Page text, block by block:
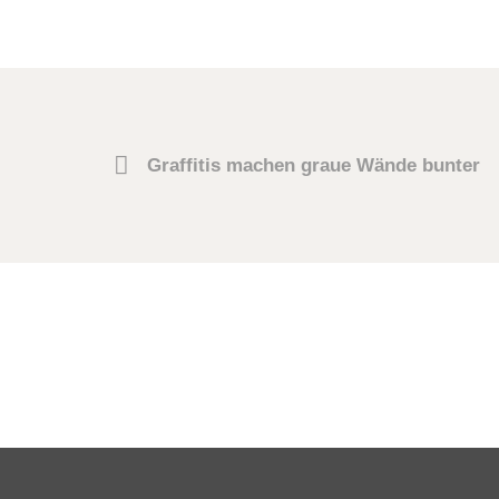
Graffitis machen graue Wände bunter